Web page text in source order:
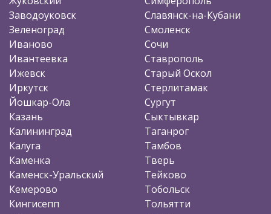
Заводоуковск
Зеленоград
Иваново
Ивантеевка
Ижевск
Иркутск
Йошкар-Ола
Казань
Калининград
Калуга
Каменка
Каменск-Уральский
Кемерово
Кингисепп
Славянск-на-Кубани
Смоленск
Сочи
Ставрополь
Старый Оскол
Стерлитамак
Сургут
Сыктывкар
Таганрог
Тамбов
Тверь
Тейково
Тобольск
Тольятти